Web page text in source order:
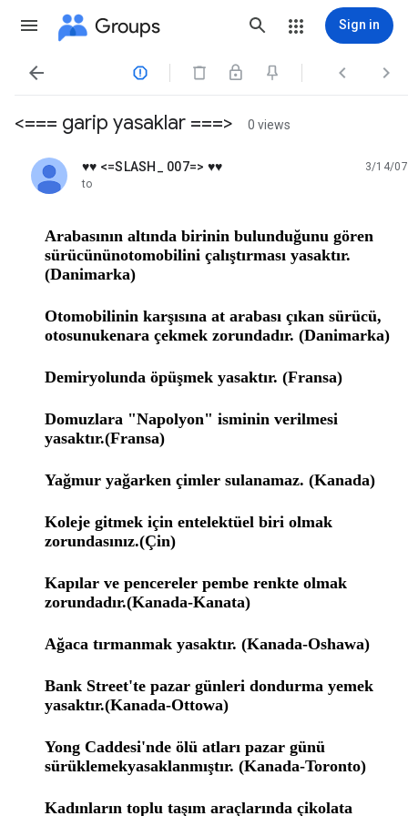
Groups Sign in
   
<=== garip yasaklar ===> 0 views
♥♥ <=SLASH_ 007=> ♥♥
unread,
3/14/07
to
Arabasının altında birinin bulunduğunu gören
sürücününotomobilini çalıştırması yasaktır.
(Danimarka)
Otomobilinin karşısına at arabası çıkan sürücü,
otosunukenara çekmek zorundadır. (Danimarka)
Demiryolunda öpüşmek yasaktır. (Fransa)
Domuzlara "Napolyon" isminin verilmesi
yasaktır.(Fransa)
Yağmur yağarken çimler sulanamaz. (Kanada)
Koleje gitmek için entelektüel biri olmak
zorundasınız.(Çin)
Kapılar ve pencereler pembe renkte olmak
zorundadır.(Kanada-Kanata)
Ağaca tırmanmak yasaktır. (Kanada-Oshawa)
Bank Street'te pazar günleri dondurma yemek
yasaktır.(Kanada-Ottowa)
Yong Caddesi'nde ölü atları pazar günü
sürüklemekyasaklanmıştır. (Kanada-Toronto)
Kadınların toplu taşım araçlarında çikolata